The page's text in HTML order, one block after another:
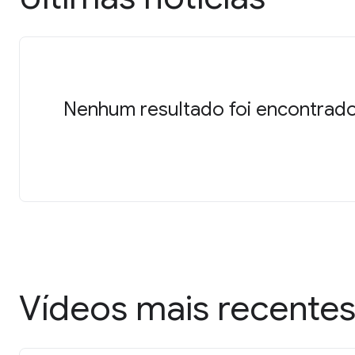
Nenhum resultado foi
Vídeos mais recentes